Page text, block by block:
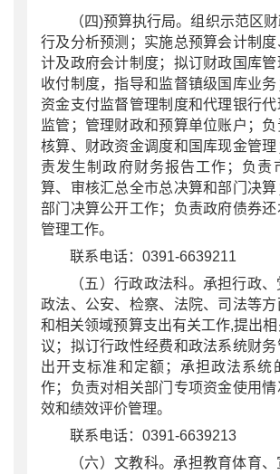
（四)预算执行局。组织示范区
行及分析预测；实施总预算会计制
计及政府会计制度；拟订财政国库
收付制度，指导和监督镇级国库业
资金支付监督管理制度和代理银行
监管；管理财政和预算单位账户；
核算、财政资金调度和国库现金管
责发生制政府财务报告工作；负责
算、审核汇总全市总决算和部门决
部门决算公开工作；负责政府债券
管理工作。
联系电话：0391-6639211
（五）行政政法科。承担行政、
政法、公安、检察、法院、司法等
和相关领域预算支出有关工作,提出
议；拟订行政性经费和政法系统财
出开支标准和定额；承担政法系统
作；负责对相关部门专项资金使用情
效和绩效评价管理。
联系电话：0391-6639213
（六）文教科。承担教育体育